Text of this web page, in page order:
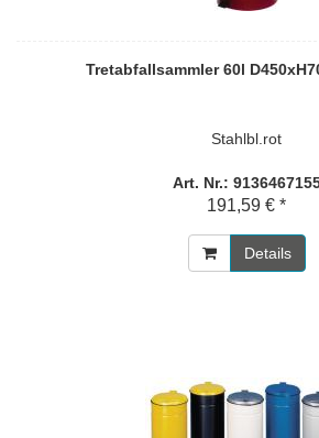
Tretabfallsammler 60l
Stahlbl.rot
Art. Nr.:
191,59 € *
Details